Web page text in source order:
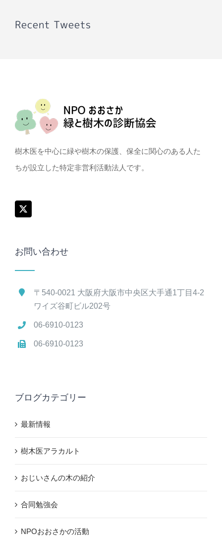
Recent Tweets
樹木医を中心に緑や樹木の保護、保全に関心のある人た
ちが設立した特定非営利活動法人です。
お問い合わせ
〒540-0021 大阪府大阪市中央区大手通1丁目4-2
ワイズ谷町ビル202号
06-6910-0123
06-6910-0123
ブログカテゴリー
最新情報
樹木医アラカルト
おじいさんの木の紹介
合同勉強会
NPOおおさかの活動